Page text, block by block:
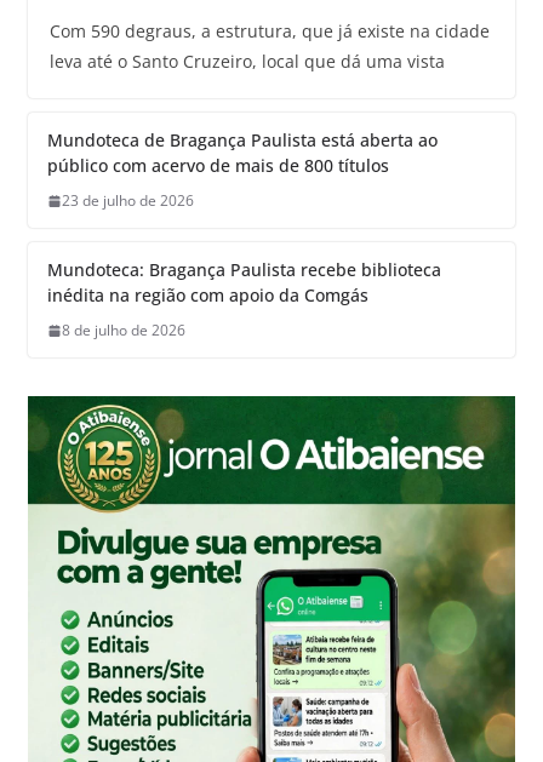
Com 590 degraus, a estrutura, que já existe na cidade
leva até o Santo Cruzeiro, local que dá uma vista
Mundoteca de Bragança Paulista está aberta ao
público com acervo de mais de 800 títulos
23 de julho de 2026
Mundoteca: Bragança Paulista recebe biblioteca
inédita na região com apoio da Comgás
8 de julho de 2026